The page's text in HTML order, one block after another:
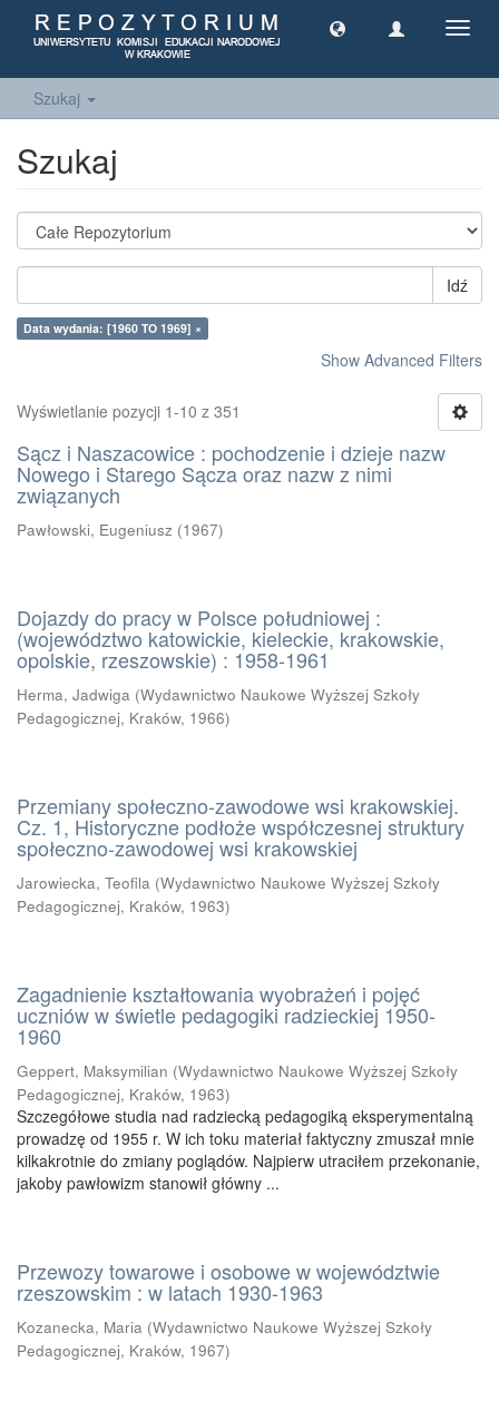
Szukaj
Szukaj
Idź
Data wydania: [1960 TO 1969] ×
Show Advanced Filters
Wyświetlanie pozycji 1-10 z 351
Sącz i Naszacowice : pochodzenie i dzieje nazw
Nowego i Starego Sącza oraz nazw z nimi
związanych
Pawłowski, Eugeniusz (1967)
Dojazdy do pracy w Polsce południowej :
(województwo katowickie, kieleckie, krakowskie,
opolskie, rzeszowskie) : 1958-1961
Herma, Jadwiga (Wydawnictwo Naukowe Wyższej Szkoły
Pedagogicznej, Kraków, 1966)
Przemiany społeczno-zawodowe wsi krakowskiej.
Cz. 1, Historyczne podłoże współczesnej struktury
społeczno-zawodowej wsi krakowskiej
Jarowiecka, Teofila (Wydawnictwo Naukowe Wyższej Szkoły
Pedagogicznej, Kraków, 1963)
Zagadnienie kształtowania wyobrażeń i pojęć
uczniów w świetle pedagogiki radzieckiej 1950-
1960
Geppert, Maksymilian (Wydawnictwo Naukowe Wyższej Szkoły
Pedagogicznej, Kraków, 1963)
Szczegółowe studia nad radziecką pedagogiką eksperymentalną
prowadzę od 1955 r. W ich toku materiał faktyczny zmuszał mnie
kilkakrotnie do zmiany poglądów. Najpierw utraciłem przekonanie,
jakoby pawłowizm stanowił główny ...
Przewozy towarowe i osobowe w województwie
rzeszowskim : w latach 1930-1963
Kozanecka, Maria (Wydawnictwo Naukowe Wyższej Szkoły
Pedagogicznej, Kraków, 1967)